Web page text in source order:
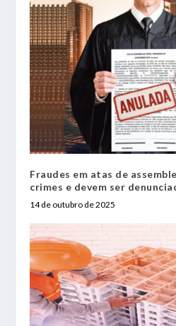
Fraudes em atas de
crimes e devem ser
14 de outubro de 2025